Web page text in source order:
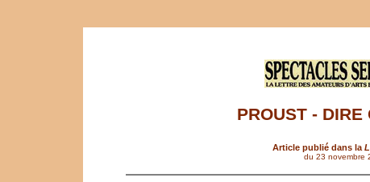
PROUST - DIRE
Article publié dans la
du 23 novembre